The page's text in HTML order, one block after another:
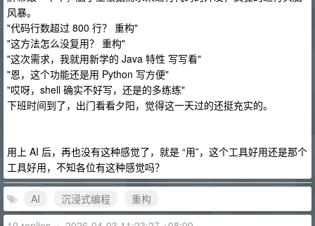
风暴。
"代码行数超过 800 行？ 重构"
"这方法怎么没复用？ 重构"
"这次需求，我就用新学的 Java 特性 写写看"
"恩，这个功能还是用 Python 写方便"
"哎呀，shell 确实不好写，还是的多练练"
下班时间到了，出门看看夕阳，觉得这一天过的还挺充实的。
用上 AI 后，再也没有这种感觉了，就是 “用”，这个工具好用还是那个
工具好用，不知各位有这种感觉吗？
AI 沉浸式编程
重构